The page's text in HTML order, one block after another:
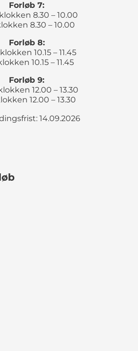
Forløb 7:
8.30 – 10.00
8.30 – 10.00
Forløb 8:
10.15 – 11.45
10.15 – 11.45
Forløb 9:
12.00 – 13.30
12.00 – 13.30
14.09.2026